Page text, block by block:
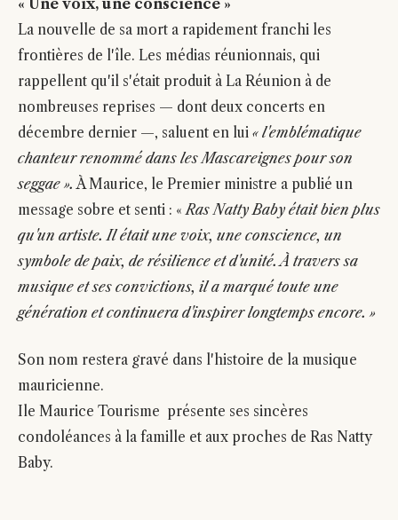
« Une voix, une conscience »
La nouvelle de sa mort a rapidement franchi les
frontières de l'île. Les médias réunionnais, qui
rappellent qu'il s'était produit à La Réunion à de
nombreuses reprises — dont deux concerts en
décembre dernier —, saluent en lui « l'emblématique
chanteur renommé dans les Mascareignes pour son
seggae ». À Maurice, le Premier ministre a publié un
message sobre et senti : « Ras Natty Baby était bien plus
qu'un artiste. Il était une voix, une conscience, un
symbole de paix, de résilience et d'unité. À travers sa
musique et ses convictions, il a marqué toute une
génération et continuera d'inspirer longtemps encore. »
Son nom restera gravé dans l'histoire de la musique
mauricienne.
Ile Maurice Tourisme présente ses sincères
condoléances à la famille et aux proches de Ras Natty
Baby.